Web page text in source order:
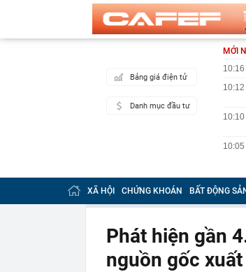
Bảng giá điện tử
Danh mục đầu tư
MỚI
10:16
10:12
10:10
10:05
10:05
10:02
10:00
09:59
XÃ HỘI CHỨNG KHOÁN BẤT ĐỘNG
Phát hiện gần
nguồn gốc